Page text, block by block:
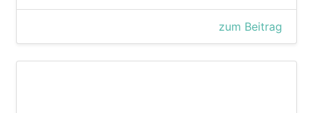
zum Beitrag